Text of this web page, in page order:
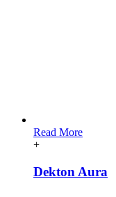
Read More
+
Dekton Aura